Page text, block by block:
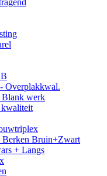
Overplakkwal.
werk
Bruin+Zwart
+ Langs